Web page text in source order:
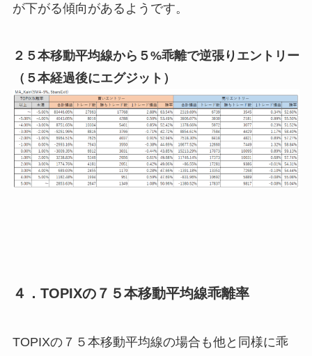
が下がる傾向があるようです。
２５本移動平均線から５%乖離で逆張りエントリー
（５本経過後にエグジット）
４．TOPIXの７５本移動平均線乖離率
TOPIXの７５本移動平均線の場合も他と同様に乖